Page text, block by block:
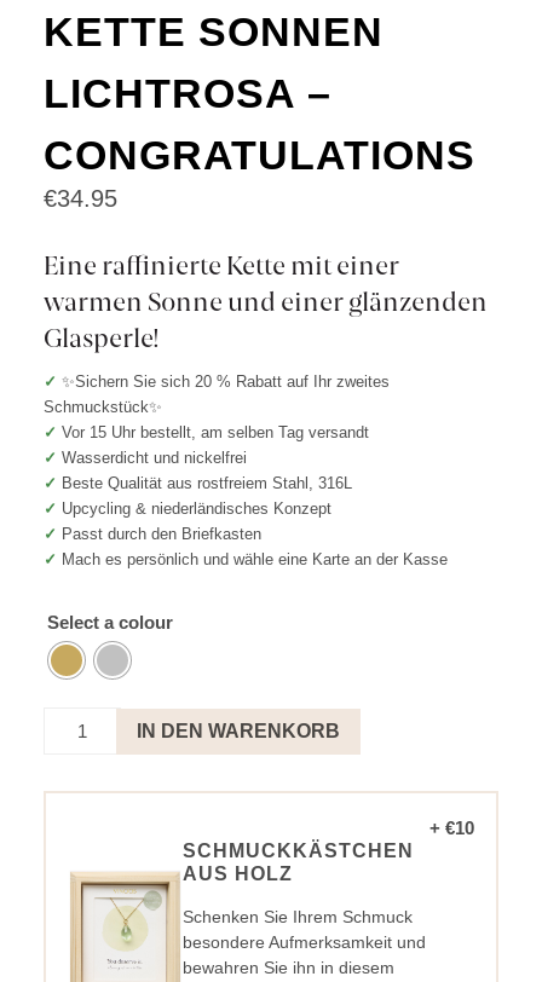
KETTE SONNEN
LICHTROSA –
CONGRATULATIONS
€34.95
Eine raffinierte Kette mit einer
warmen Sonne und einer glänzenden
Glasperle!
✓ ✨Sichern Sie sich 20 % Rabatt auf Ihr zweites
Schmuckstück✨
✓ Vor 15 Uhr bestellt, am selben Tag versandt
✓ Wasserdicht und nickelfrei
✓ Beste Qualität aus rostfreiem Stahl, 316L
✓ Upcycling & niederländisches Konzept
✓ Passt durch den Briefkasten
✓ Mach es persönlich und wähle eine Karte an der Kasse
Select a colour
Sonnen
-
IN DEN WARENKORB
SCHMUCKKÄSTCHEN
AUS HOLZ
+ €10
Schenken Sie Ihrem Schmuck
besondere Aufmerksamkeit und
bewahren Sie ihn in diesem